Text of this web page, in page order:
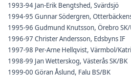
1993-94 Jan-Erik Bengtshed, Svärdsjö
1994-95 Gunnar Södergren,
1995-96 Gudmund Knutsson, Örebro
1996-97 Christer Andersson, Edsbyns IF
1997-98 Per-Arne Hellqvist, Värmbol/
1998-99 Jan Wetterskog, Västerås SK/BK
1999-00 Göran Åslund, Falu BS/BK